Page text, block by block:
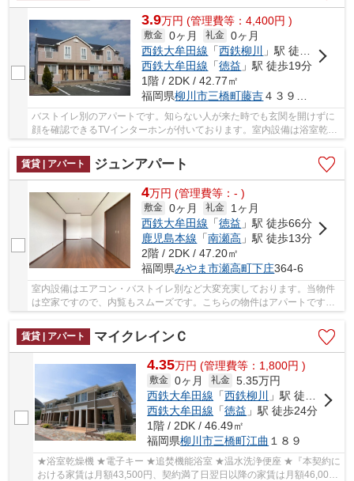
3.9万円 (管理費等：4,400円 )
敷金 0ヶ月 礼金 0ヶ月
西鉄大牟田線 「西鉄柳川
」駅 徒歩13分
西鉄大牟田線 「徳益 」駅 徒歩19分
1階 / 2DK / 42.77㎡
福岡県柳川市三橋町藤吉４３９番地５
バストイレ別のアパートです。知らない人が来た時でも玄関を開けずに
顔を確認できるTVインターホンが付いております。室内設備は浴室乾燥
機・洗面所独立などが揃っているので、快適に...
賃貸 | アパート
ジュンアパート
4万円 (管理費等：- )
敷金 0ヶ月 礼金
1ヶ月
西鉄大牟田線 「徳益 」駅 徒歩66分
鹿児島本線 「南瀬高 」駅 徒歩13分
2階 / 2DK / 47.20㎡
福岡県みやま市瀬高町下庄364-6
室内設備はエアコン・バストイレ別など大変充実しております。当物件
は空家ですので、内覧もスムーズです。こちらの物件はアパートです。
こちらの物件はただいま駐車場に1台空きがあり...
賃貸 | アパート
マイクレインＣ
4.35万円 (管理費等：1,800円 )
敷金 0ヶ月 礼金 5.35万円
西鉄大牟田線 「西鉄柳川 」駅 徒歩25分
西鉄大牟田線 「徳益 」駅 徒歩24分
1階 / 2DK / 46.49㎡
福岡県柳川市三橋町江曲 １８９
★浴室乾燥機 ★電子キー ★追焚機能浴室 ★温水洗浄便座 ★『本契約に
おける家賃は月額43,500円、契約満了日翌日以降の家賃は月額46,000